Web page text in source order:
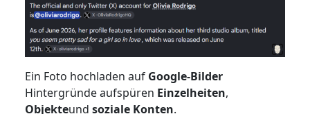
Ein Foto hochladen auf Google-Bilder
Hintergründe aufspüren Einzelheiten,
Objekteund soziale Konten.